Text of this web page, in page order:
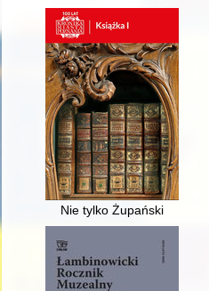
Nie tylko Żupański